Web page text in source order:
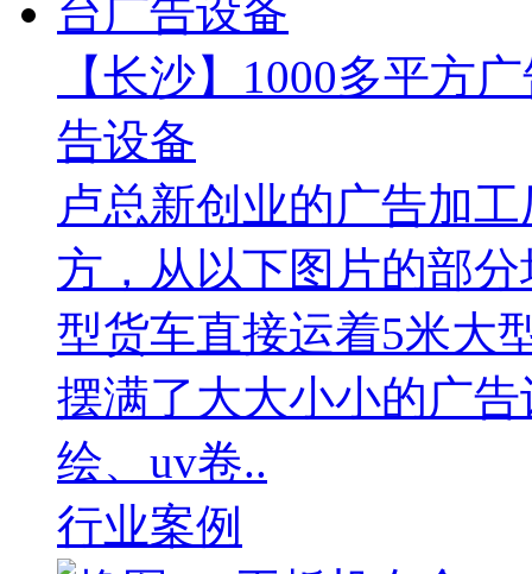
【长沙】1000多平方
告设备
卢总新创业的广告加
方，从以下图片的部
型货车直接运着5米大
摆满了大大小小的广
绘、uv卷..
行业案例